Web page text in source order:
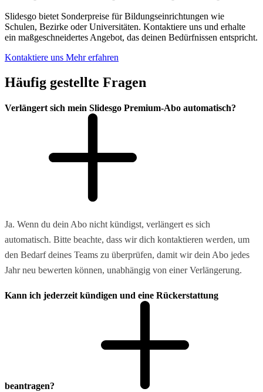
Slidesgo bietet Sonderpreise für Bildungseinrichtungen wie
Schulen, Bezirke oder Universitäten. Kontaktiere uns und erhalte
ein maßgeschneidertes Angebot, das deinen Bedürfnissen entspricht.
Kontaktiere uns Mehr erfahren
Häufig gestellte Fragen
Verlängert sich mein Slidesgo Premium-Abo automatisch?
Ja. Wenn du dein Abo nicht kündigst, verlängert es sich
automatisch. Bitte beachte, dass wir dich kontaktieren werden, um
den Bedarf deines Teams zu überprüfen, damit wir dein Abo jedes
Jahr neu bewerten können, unabhängig von einer Verlängerung.
Kann ich jederzeit kündigen und eine Rückerstattung
beantragen?